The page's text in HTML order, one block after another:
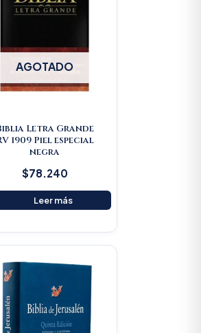
AGOTADO
Letra Grande
1909 Piel especial
negra
$78.240
Leer más